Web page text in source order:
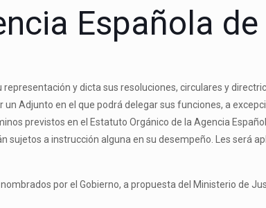
Española
y dicta sus resoluciones, circulares y
un Adjunto en el que podrá delegar sus funciones, a
previstos en el Estatuto Orgánico de la Agencia
a instrucción alguna en su desempeño. Les será
por el Gobierno, a propuesta del Ministerio de